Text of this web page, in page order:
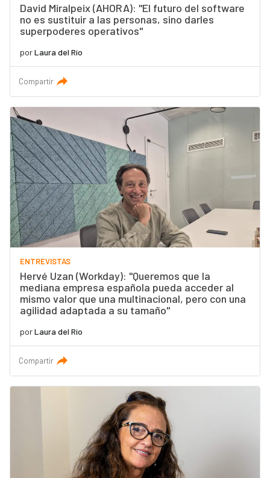
David Miralpeix (AHORA): "El futuro del software
no es sustituir a las personas, sino darles
superpoderes operativos"
porLaura del Río
Compartir
ENTREVISTAS
Hervé Uzan (Workday): "Queremos que la
mediana empresa española pueda acceder al
mismo valor que una multinacional, pero con una
agilidad adaptada a su tamaño"
porLaura del Río
Compartir